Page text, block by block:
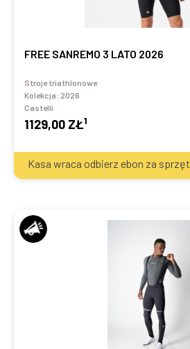
FREE SANREMO 3 LATO 2026
Stroje triathlonowe
Kolekcja: 2026
Castelli
1129,00 ZŁ1
Kasa wraca odbierz ebon za sprzęt